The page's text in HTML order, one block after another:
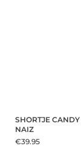
SHORTJE
NAIZ
€39.95